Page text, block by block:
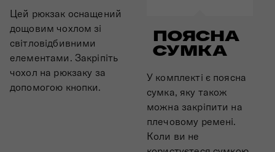
Цей рюкзак оснащений
дощовим чохлом зі
світловідбивними
елементами. Закріпіть
чохол на рюкзаку за
допомогою кнопки.
ПОЯСНА
СУМКА
У комплекті є поясна
сумка, яку також
можна закріпити на
плечовому ремені.
Коли ви не